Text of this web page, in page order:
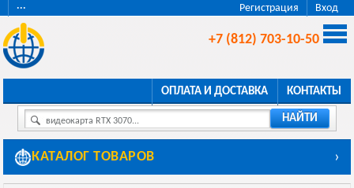
Регистрация Вход
···
+7 (812) 703-10-50
ОПЛАТА И ДОСТАВКА КОНТАКТЫ
видеокарта RTX 3070... НАЙТИ
КАТАЛОГ ТОВАРОВ ›